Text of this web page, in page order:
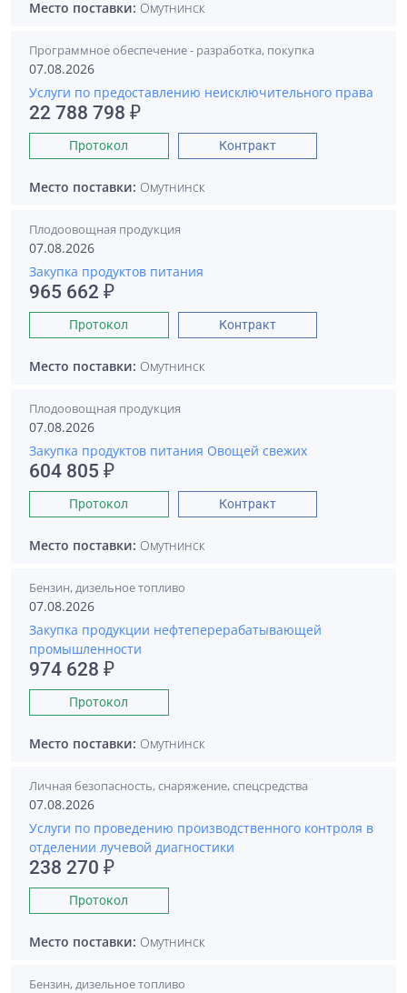
Место поставки: Омутнинск
Программное обеспечение - разработка, покупка
07.08.2026
Услуги по предоставлению неисключительного права
22 788 798 ₽
Протокол Контракт
Место поставки: Омутнинск
Плодоовощная продукция
07.08.2026
Закупка продуктов питания
965 662 ₽
Протокол Контракт
Место поставки: Омутнинск
Плодоовощная продукция
07.08.2026
Закупка продуктов питания Овощей свежих
604 805 ₽
Протокол Контракт
Место поставки: Омутнинск
Бензин, дизельное топливо
07.08.2026
Закупка продукции нефтеперерабатывающей
промышленности
974 628 ₽
Протокол
Место поставки: Омутнинск
Личная безопасность, снаряжение, спецсредства
07.08.2026
Услуги по проведению производственного контроля в
отделении лучевой диагностики
238 270 ₽
Протокол
Место поставки: Омутнинск
Бензин, дизельное топливо